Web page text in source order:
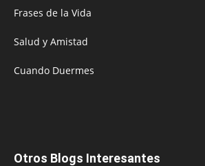
Frases de la Vida
Salud y Amistad
Cuando Duermes
Otros Blogs Interesantes